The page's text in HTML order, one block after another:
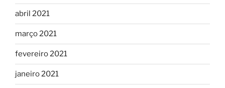
abril 2021
março 2021
fevereiro 2021
janeiro 2021